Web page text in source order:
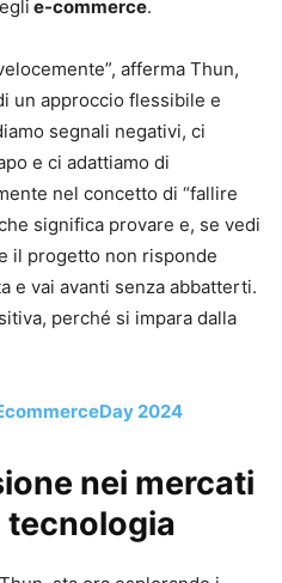
e-commerce.
afferma Thun,
un approccio flessibile e
segnali negativi, ci
e ci adattiamo di
nel concetto di “fallire
significa provare e, se vedi
il progetto non risponde
e vai avanti senza abbatterti.
perché si impara dalla
2024
nei mercati
tecnologia